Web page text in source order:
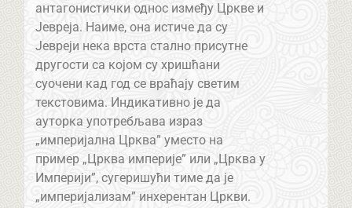
антагонистички однос између Цркве и
Јевреја. Наиме, она истиче да су
Јевреји нека врста стално присутне
другости са којом су хришћани
суочени кад год се враћају светим
текстовима. Индикативно је да
ауторка употребљава израз
„империјална Црква” уместо на
пример „Црква империје” или „Црква у
Империји”, сугеришући тиме да је
„империјализам” инхерентан Цркви.